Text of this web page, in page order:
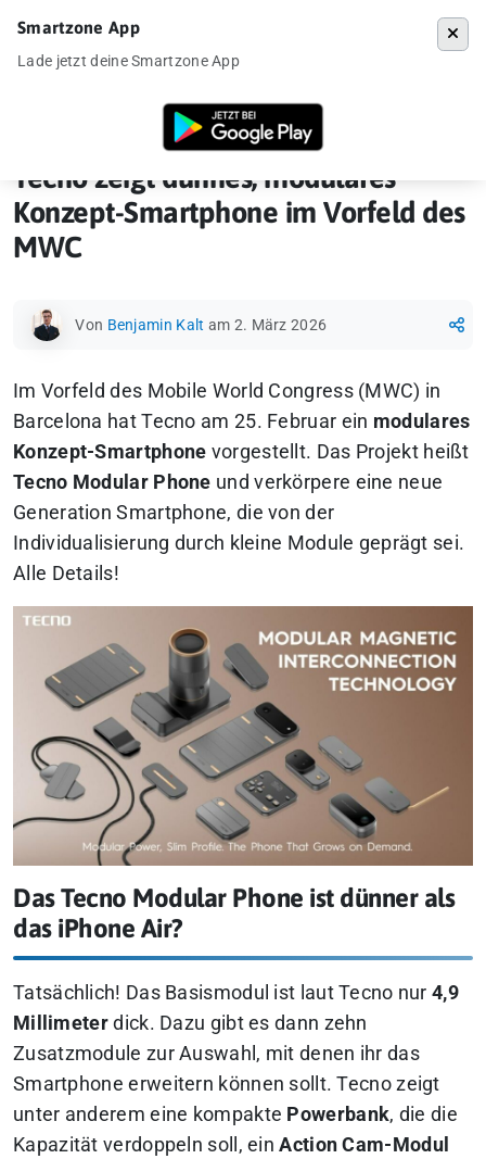
Tecno zeigt dünnes, modulares Konzept-
Tecno zeigt dünnes, modulares
Konzept-Smartphone im Vorfeld des
MWC
Von Benjamin Kalt am 2. März 2026
Im Vorfeld des Mobile World Congress (MWC) in
Barcelona hat Tecno am 25. Februar ein modulares
Konzept-Smartphone vorgestellt. Das Projekt heißt
Tecno Modular Phone und verkörpere eine neue
Generation Smartphone, die von der
Individualisierung durch kleine Module geprägt sei.
Alle Details!
Das Tecno Modular Phone ist dünner als
das iPhone Air?
Tatsächlich! Das Basismodul ist laut Tecno nur4,9
Millimeter dick. Dazu gibt es dann zehn
Zusatzmodule zur Auswahl, mit denen ihr das
Smartphone erweitern können sollt. Tecno zeigt
unter anderem eine kompakte Powerbank, die die
Kapazität verdoppeln soll, einAction Cam-Modul
Smartzone App
Lade jetzt deine Smartzone App